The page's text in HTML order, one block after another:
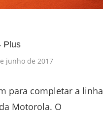
Plus
junho de 2017
para completar a linha
Motorola. O